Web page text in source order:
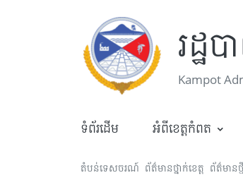
រដ្ឋ
Kampot
ទំព័រដើម អំពីខេត្តកំពត
តំបន់ទេសចរណ៍ ព័ត៌មានថ្នាក់ខេត្ត ព័ត៌មានថ្